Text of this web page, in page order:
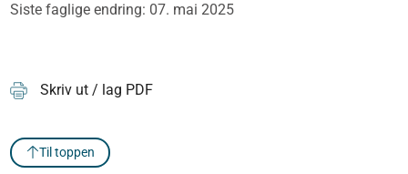
Siste faglige endring: 07. mai 2025
Skriv ut / lag PDF
Til toppen